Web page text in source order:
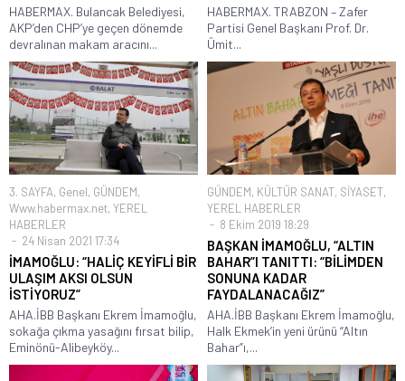
HABERMAX. Bulancak Belediyesi,
AKP’den CHP’ye geçen dönemde
devralınan makam aracını...
HABERMAX. TRABZON – Zafer
Partisi Genel Başkanı Prof. Dr.
Ümit...
3. SAYFA, Genel, GÜNDEM,
Www.habermax.net, YEREL
HABERLER
24 Nisan 2021 17:34
İMAMOĞLU: “HALİÇ KEYİFLİ BİR
ULAŞIM AKSI OLSUN
İSTİYORUZ”
AHA.İBB Başkanı Ekrem İmamoğlu,
sokağa çıkma yasağını fırsat bilip,
Eminönü-Alibeyköy...
GÜNDEM, KÜLTÜR SANAT, SİYASET,
YEREL HABERLER
8 Ekim 2019 18:29
BAŞKAN İMAMOĞLU, “ALTIN
BAHAR”I TANITTI: “BİLİMDEN
SONUNA KADAR
FAYDALANACAĞIZ”
AHA.İBB Başkanı Ekrem İmamoğlu,
Halk Ekmek’in yeni ürünü “Altın
Bahar”ı,...